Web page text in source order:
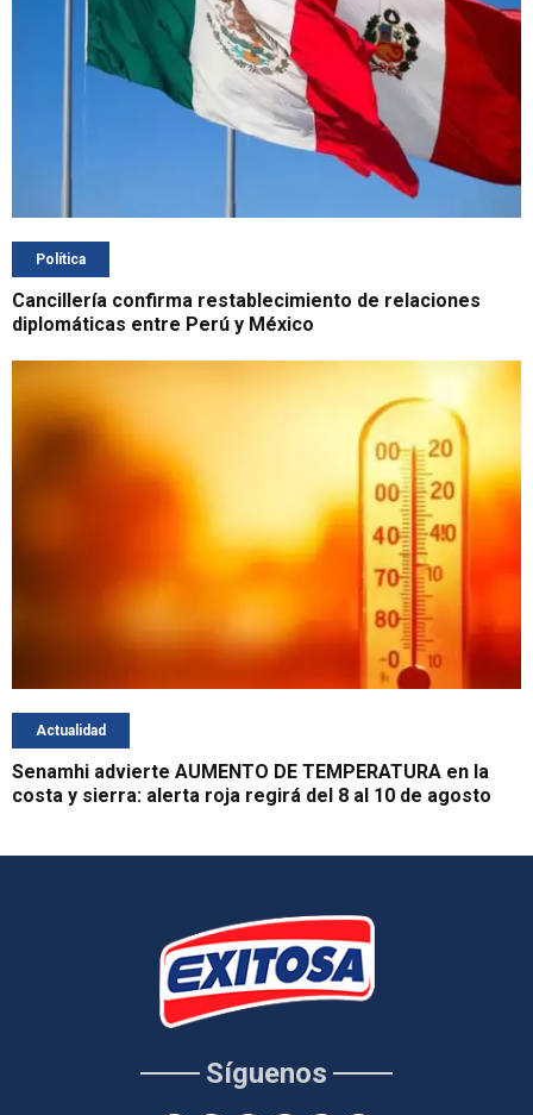
Política
Cancillería confirma restablecimiento de relaciones
diplomáticas entre Perú y México
Actualidad
Senamhi advierte AUMENTO DE TEMPERATURA en la
costa y sierra: alerta roja regirá del 8 al 10 de agosto
Síguenos